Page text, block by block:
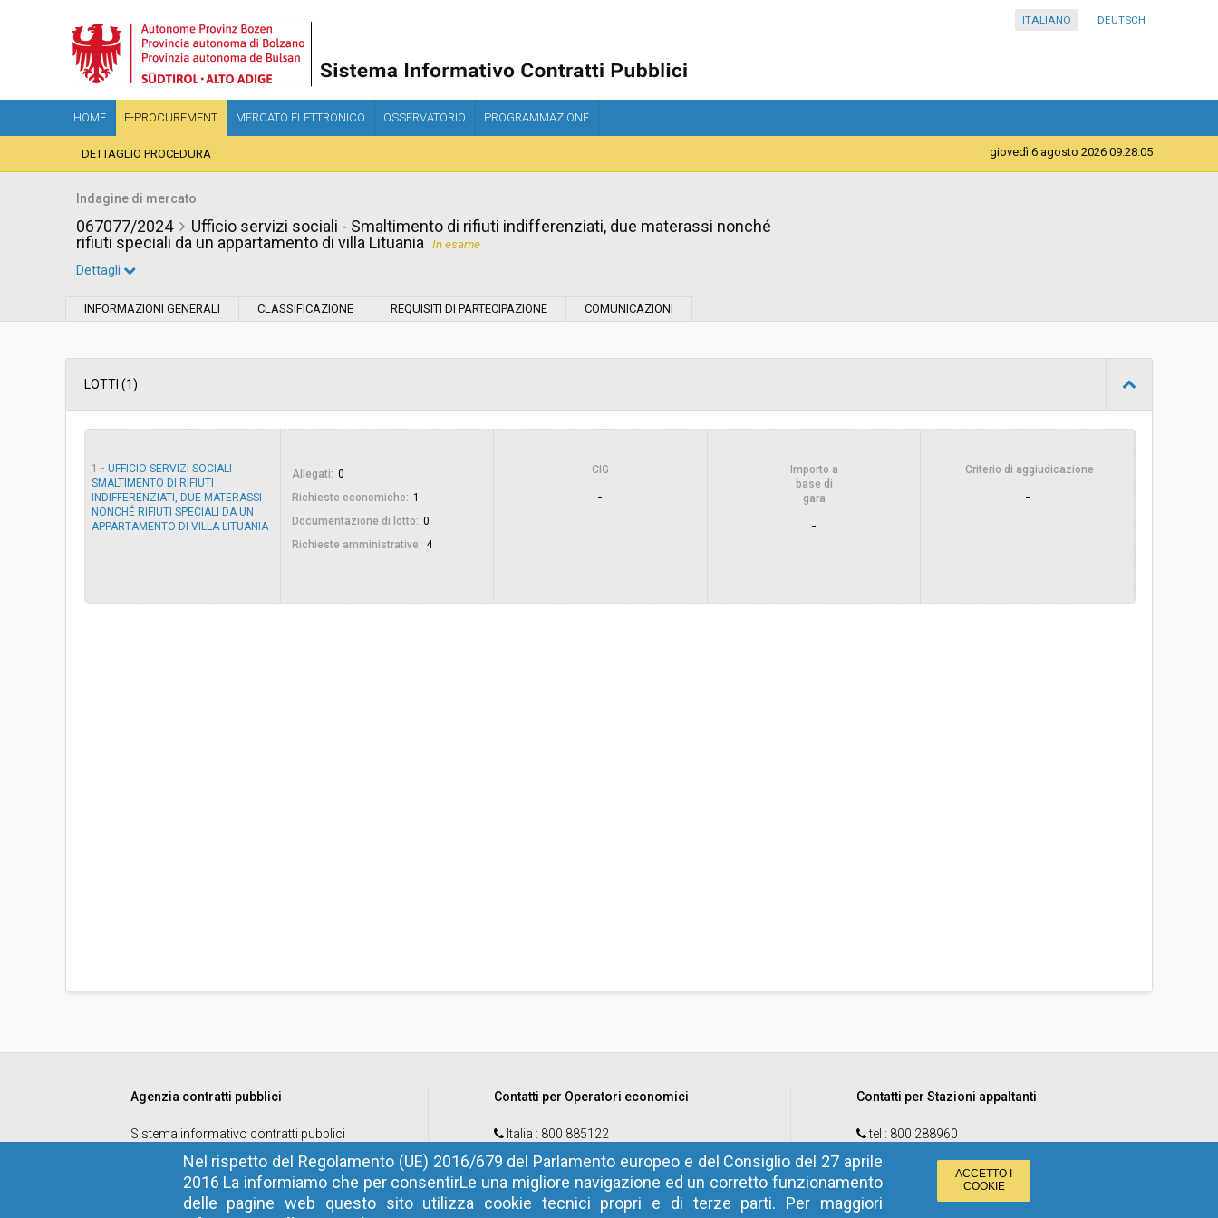
ITALIANO DEUTSCH
HOME E-PROCUREMENT MERCATO ELETTRONICO OSSERVATORIO PROGRAMMAZIONE
DETTAGLIO PROCEDURA giovedì 6 agosto 2026 09:28:06
Indagine di mercato
067077/2024
Ufficio servizi sociali - Smaltimento di rifiuti indifferenziati, due materassi nonché
rifiuti speciali da un appartamento di villa Lituania
In esame
Svolgimento:
Importo a base di gara soggetto a
€ 950,00 Pubblicata da: -
Costi di sicurezza non soggetti a
ribasso:
€ 50,00 Responsabile unico di progetto:
Link al fascicolo trasparenza: Clicca qui
Dettagli
INFORMAZIONI GENERALI CLASSIFICAZIONE REQUISITI DI PARTECIPAZIONE COMUNICAZIONI
LOTTI (1)
1 -UFFICIO SERVIZI SOCIALI -
SMALTIMENTO DI RIFIUTI
INDIFFERENZIATI, DUE MATERASSI
NONCHÉ RIFIUTI SPECIALI DA UN
APPARTAMENTO DI VILLA LITUANIA
Allegati: 0
Richieste economiche: 1
Documentazione di lotto: 0
Richieste amministrative: 4
CIG
-
Importo a
base di
gara
-
Criterio di aggiudicazione
-
Agenzia contratti pubblici
Sistema informativo contratti pubblici
Codice fiscale : 94116410211
Contatti per Operatori economici
Italia : 800 885122
Estero : +39 0472 973830
email :help@sinfotel.bz.it
Contatti per Stazioni appaltanti
tel : 800 288960
email
e-procurement@provincia.bz.it
Nel rispetto del Regolamento (UE) 2016/679 del Parlamento europeo e del Consiglio del 27 aprile
2016 La informiamo che per consentirLe una migliore navigazione ed un corretto funzionamento
delle pagine web questo sito utilizza cookie tecnici propri e di terze parti. Per maggiori
ACCETTO I
COOKIE